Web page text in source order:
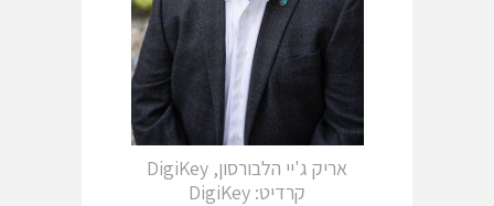
אריק ג'יי הלבורסון, DigiKey
קרדיט: DigiKey